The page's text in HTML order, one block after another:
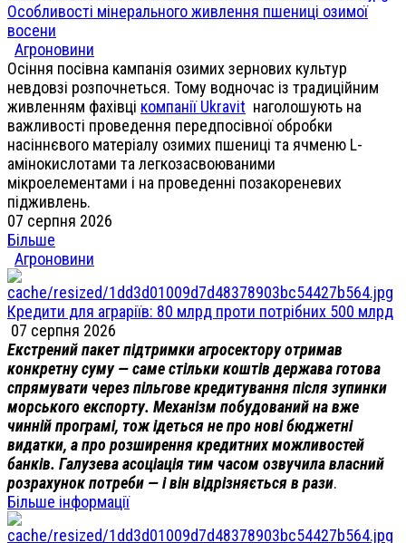
Особливості мінерального живлення пшениці озимої
восени
Агроновини
Осіння посівна кампанія озимих зернових культур
невдовзі розпочнеться. Тому водночас із традиційним
живленням фахівці компанії Ukravit наголошують на
важливості проведення передпосівної обробки
насіннєвого матеріалу озимих пшениці та ячменю L-
амінокислотами та легкозасвоюваними
мікроелементами і на проведенні позакореневих
підживлень.
07 серпня 2026
Більше
Агроновини
Кредити для аграріїв: 80 млрд проти потрібних 500 млрд
07 серпня 2026
Екстрений пакет підтримки агросектору отримав
конкретну суму — саме стільки коштів держава готова
спрямувати через пільгове кредитування після зупинки
морського експорту. Механізм побудований на вже
чинній програмі, тож ідеться не про нові бюджетні
видатки, а про розширення кредитних можливостей
банків. Галузева асоціація тим часом озвучила власний
розрахунок потреби — і він відрізняється в рази.
Більше інформації